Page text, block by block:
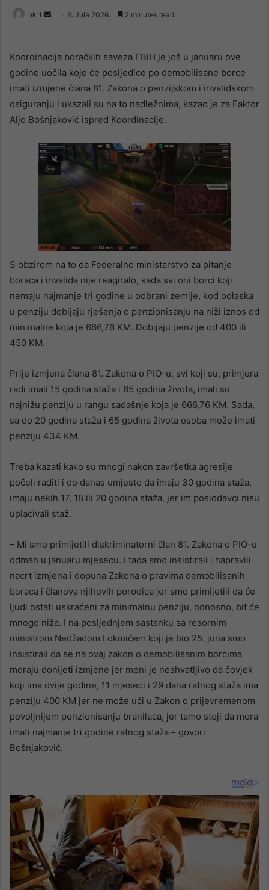
nk 1
Send 6. Jula 2026. 2 minutes read
Koordinacija boračkih saveza FBiH je još u januaru ove
godine uočila koje će posljedice po demobilisane borce
imati izmjene člana 81. Zakona o penzijskom i invalidskom
osiguranju i ukazali su na to nadležnima, kazao je za Faktor
Aljo Bošnjaković ispred Koordinacije.
S obzirom na to da Federalno ministarstvo za pitanje
boraca i invalida nije reagiralo, sada svi oni borci koji
nemaju najmanje tri godine u odbrani zemlje, kod odlaska
u penziju dobijaju rješenja o penzionisanju na niži iznos od
minimalne koja je 666,76 KM. Dobijaju penzije od 400 ili
450 KM.
Prije izmjena člana 81. Zakona o PIO-u, svi koji su, primjera
radi imali 15 godina staža i 65 godina života, imali su
najnižu penziju u rangu sadašnje koja je 666,76 KM. Sada,
sa do 20 godina staža i 65 godina života osoba može imati
penziju 434 KM.
Treba kazati kako su mnogi nakon završetka agresije
počeli raditi i do danas umjesto da imaju 30 godina staža,
imaju nekih 17, 18 ili 20 godina staža, jer im poslodavci nisu
uplaćivali staž.
– Mi smo primijetili diskriminatorni član 81. Zakona o PIO-u
odmah u januaru mjesecu. I tada smo insistirali i napravili
nacrt izmjena i dopuna Zakona o pravima demobilisanih
boraca i članova njihovih porodica jer smo primijetili da će
ljudi ostati uskraćeni za minimalnu penziju, odnosno, bit će
mnogo niža. I na posljednjem sastanku sa resornim
ministrom Nedžadom Lokmićem koji je bio 25. juna smo
insistirali da se na ovaj zakon o demobilisanim borcima
moraju donijeti izmjene jer meni je neshvatljivo da čovjek
koji ima dvije godine, 11 mjeseci i 29 dana ratnog staža ima
penziju 400 KM jer ne može ući u Zakon o prijevremenom
povoljnijem penzionisanju branilaca, jer tamo stoji da mora
imati najmanje tri godine ratnog staža – govori
Bošnjaković.